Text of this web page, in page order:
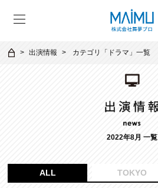
出演情報 カテゴリ「 ドラマ 」一覧
2022年8月 一覧
ALL TOKYO